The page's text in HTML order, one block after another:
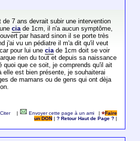
de 7 ans devrait subir une intervention
ciade 1cm, il n'a aucun symptôme,
par hasard sinon il se porte très
j'ai vu un pédiatre il m'a dit qu'il veut
pour lui une ciade 1cm doit se voir
rien du tout et depuis sa naissance
quoi que ce soit, je comprends qu'il ait
elle est bien présente, je souhaiterai
de mamans ou de gens qui ont dèja
Citer Envoyer cette page à un ami |
Faire
un DON
|? Retour Haut de Page ?